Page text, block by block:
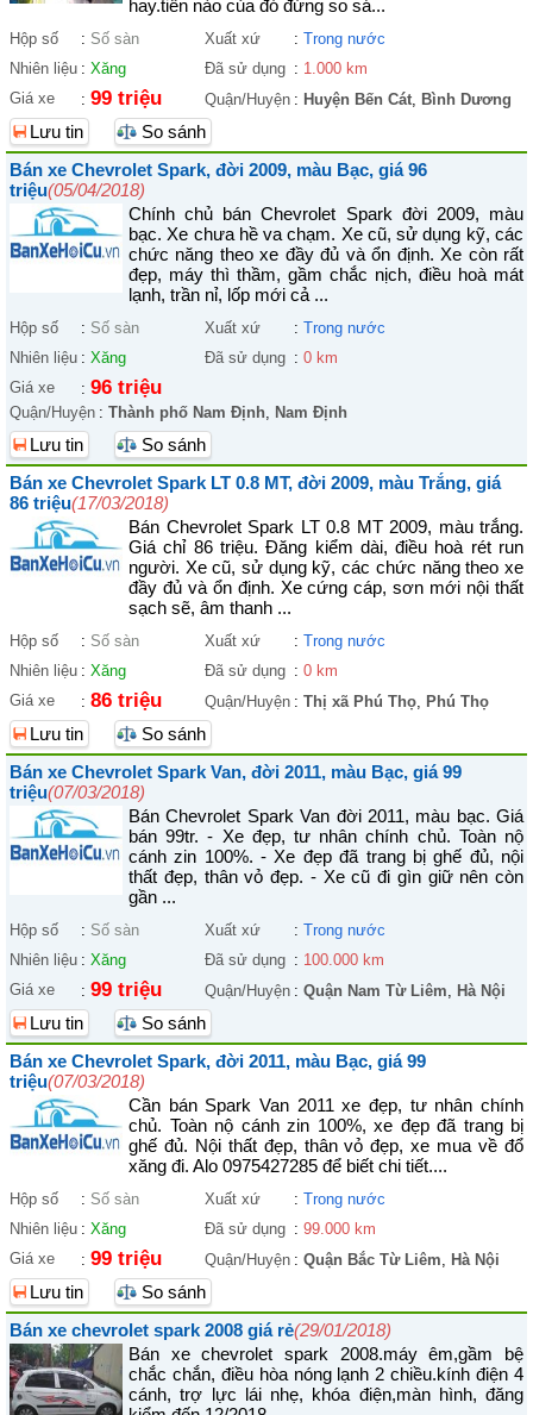
hay.tiền nào của đó đừng so sá...
Hộp số : Số sàn Xuất xứ : Trong nước
Nhiên liệu : Xăng Đã sử dụng : 1.000 km
Giá xe
: 99 triệu Quận/Huyện : Huyện Bến Cát, Bình Dương
Lưu tin
So sánh
Bán xe Chevrolet Spark, đời 2009, màu Bạc, giá 96
triệu(05/04/2018)
Chính chủ bán Chevrolet Spark đời 2009, màu
bạc. Xe chưa hề va chạm. Xe cũ, sử dụng kỹ, các
chức năng theo xe đầy đủ và ổn định. Xe còn rất
đẹp, máy thì thầm, gầm chắc nịch, điều hoà mát
lạnh, trần nỉ, lốp mới cả ...
Hộp số : Số sàn Xuất xứ : Trong nước
Nhiên liệu : Xăng Đã sử dụng : 0 km
Giá xe
: 96 triệu
Quận/Huyện : Thành phố Nam Định, Nam Định
Lưu tin
So sánh
Bán xe Chevrolet Spark LT 0.8 MT, đời 2009, màu Trắng, giá
86 triệu(17/03/2018)
Bán Chevrolet Spark LT 0.8 MT 2009, màu trắng.
Giá chỉ 86 triệu. Đăng kiểm dài, điều hoà rét run
người. Xe cũ, sử dụng kỹ, các chức năng theo xe
đầy đủ và ổn định. Xe cứng cáp, sơn mới nội thất
sạch sẽ, âm thanh ...
Hộp số : Số sàn Xuất xứ : Trong nước
Nhiên liệu : Xăng Đã sử dụng : 0 km
Giá xe
: 86 triệu Quận/Huyện : Thị xã Phú Thọ, Phú Thọ
Lưu tin
So sánh
Bán xe Chevrolet Spark Van, đời 2011, màu Bạc, giá 99
triệu(07/03/2018)
Bán Chevrolet Spark Van đời 2011, màu bạc. Giá
bán 99tr. - Xe đẹp, tư nhân chính chủ. Toàn nộ
cánh zin 100%. - Xe đẹp đã trang bị ghế đủ, nội
thất đẹp, thân vỏ đẹp. - Xe cũ đi gìn giữ nên còn
gần ...
Hộp số : Số sàn Xuất xứ : Trong nước
Nhiên liệu : Xăng Đã sử dụng : 100.000 km
Giá xe
: 99 triệu Quận/Huyện : Quận Nam Từ Liêm, Hà Nội
Lưu tin
So sánh
Bán xe Chevrolet Spark, đời 2011, màu Bạc, giá 99
triệu(07/03/2018)
Cần bán Spark Van 2011 xe đẹp, tư nhân chính
chủ. Toàn nộ cánh zin 100%, xe đẹp đã trang bị
ghế đủ. Nội thất đẹp, thân vỏ đẹp, xe mua về đổ
xăng đi. Alo 0975427285 để biết chi tiết....
Hộp số : Số sàn Xuất xứ : Trong nước
Nhiên liệu : Xăng Đã sử dụng : 99.000 km
Giá xe
: 99 triệu Quận/Huyện : Quận Bắc Từ Liêm, Hà Nội
Lưu tin
So sánh
Bán xe chevrolet spark 2008 giá rẻ(29/01/2018)
Bán xe chevrolet spark 2008.máy êm,gầm bệ
chắc chắn, điều hòa nóng lạnh 2 chiều.kính điện 4
cánh, trợ lực lái nhẹ, khóa điện,màn hình, đăng